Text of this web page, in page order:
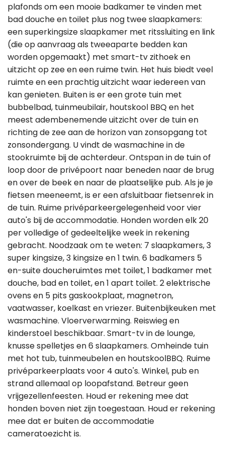
plafonds om een mooie badkamer te vinden met
bad douche en toilet plus nog twee slaapkamers:
een superkingsize slaapkamer met ritssluiting en link
(die op aanvraag als tweeaparte bedden kan
worden opgemaakt) met smart-tv zithoek en
uitzicht op zee en een ruime twin. Het huis biedt veel
ruimte en een prachtig uitzicht waar iedereen van
kan genieten. Buiten is er een grote tuin met
bubbelbad, tuinmeubilair, houtskool BBQ en het
meest adembenemende uitzicht over de tuin en
richting de zee aan de horizon van zonsopgang tot
zonsondergang. U vindt de wasmachine in de
stookruimte bij de achterdeur. Ontspan in de tuin of
loop door de privépoort naar beneden naar de brug
en over de beek en naar de plaatselijke pub. Als je je
fietsen meeneemt, is er een afsluitbaar fietsenrek in
de tuin. Ruime privéparkeergelegenheid voor vier
auto's bij de accommodatie. Honden worden elk 20
per volledige of gedeeltelijke week in rekening
gebracht. Noodzaak om te weten: 7 slaapkamers, 3
super kingsize, 3 kingsize en 1 twin. 6 badkamers 5
en-suite doucheruimtes met toilet, 1 badkamer met
douche, bad en toilet, en 1 apart toilet. 2 elektrische
ovens en 5 pits gaskookplaat, magnetron,
vaatwasser, koelkast en vriezer. Buitenbijkeuken met
wasmachine. Vloerverwarming. Reiswieg en
kinderstoel beschikbaar. Smart-tv in de lounge,
knusse spelletjes en 6 slaapkamers. Omheinde tuin
met hot tub, tuinmeubelen en houtskoolBBQ. Ruime
privéparkeerplaats voor 4 auto's. Winkel, pub en
strand allemaal op loopafstand. Betreur geen
vrijgezellenfeesten. Houd er rekening mee dat
honden boven niet zijn toegestaan. Houd er rekening
mee dat er buiten de accommodatie
cameratoezicht is.